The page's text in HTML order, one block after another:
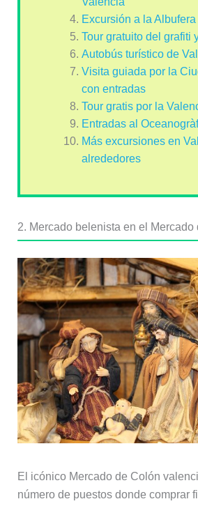
Excursión a la Albufera
Tour gratuito del grafiti
Autobús turístico de
Visita guiada por la
con entradas
Tour gratis por la
Entradas al
Más excursiones en
alrededores
2. Mercado belenista en el Mercado
El icónico Mercado de Colón
número de puestos donde comprar